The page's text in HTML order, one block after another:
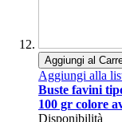
Aggiungi al
Aggiungi alla
Buste favini
100 gr colore
Disponibilità